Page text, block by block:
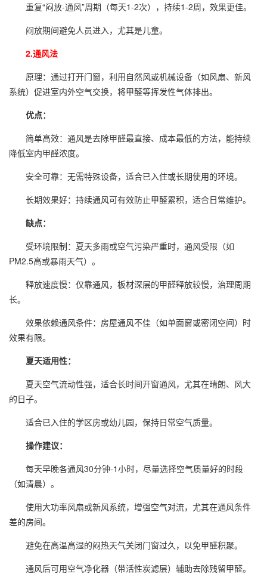
重复“闷放-通风”周期（每天1-2次），持续1-2周，效果更佳。
闷放期间避免人员进入，尤其是儿童。
2.通风法
原理：通过打开门窗，利用自然风或机械设备（如风扇、新风
系统）促进室内外空气交换，将甲醛等挥发性气体排出。
优点：
简单高效：通风是去除甲醛最直接、成本最低的方法，能持续
降低室内甲醛浓度。
安全可靠：无需特殊设备，适合已入住或长期使用的环境。
长期效果好：持续通风可有效防止甲醛累积，适合日常维护。
缺点：
受环境限制：夏天多雨或空气污染严重时，通风受限（如
PM2.5高或暴雨天气）。
释放速度慢：仅靠通风，板材深层的甲醛释放较慢，治理周期
长。
效果依赖通风条件：房屋通风不佳（如单面窗或密闭空间）时
效果有限。
夏天适用性：
夏天空气流动性强，适合长时间开窗通风，尤其在晴朗、风大
的日子。
适合已入住的学区房或幼儿园，保持日常空气质量。
操作建议：
每天早晚各通风30分钟-1小时，尽量选择空气质量好的时段
（如清晨）。
使用大功率风扇或新风系统，增强空气对流，尤其在通风条件
差的房间。
避免在高温高湿的闷热天气关闭门窗过久，以免甲醛积聚。
通风后可用空气净化器（带活性炭滤层）辅助去除残留甲醛。